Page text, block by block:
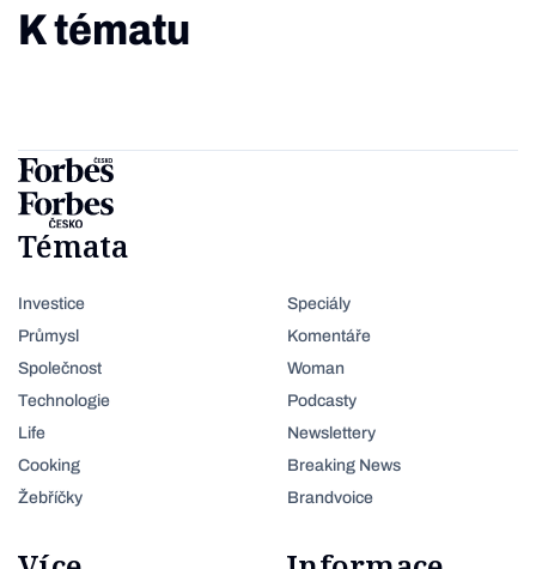
K tématu
Témata
Investice
Průmysl
Společnost
Technologie
Life
Cooking
Žebříčky
Speciály
Komentáře
Woman
Podcasty
Newslettery
Breaking News
Brandvoice